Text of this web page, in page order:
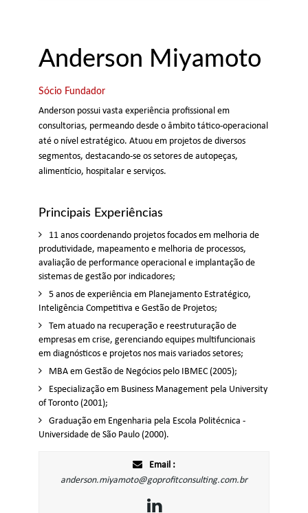
Anderson Miyamoto
Sócio Fundador
Anderson possui vasta experiência profissional em
consultorias, permeando desde o âmbito tático-operacional
até o nível estratégico. Atuou em projetos de diversos
segmentos, destacando-se os setores de autopeças,
alimentício, hospitalar e serviços.
Principais Experiências
11 anos coordenando projetos focados em melhoria de
produtividade, mapeamento e melhoria de processos,
avaliação de performance operacional e implantação de
sistemas de gestão por indicadores;
5 anos de experiência em Planejamento Estratégico,
Inteligência Competitiva e Gestão de Projetos;
Tem atuado na recuperação e reestruturação de
empresas em crise, gerenciando equipes multifuncionais
em diagnósticos e projetos nos mais variados setores;
MBA em Gestão de Negócios pelo IBMEC (2005);
Especialização em Business Management pela University
of Toronto (2001);
Graduação em Engenharia pela Escola Politécnica -
Universidade de São Paulo (2000).
Email :
anderson.miyamoto@goprofitconsulting.com.br